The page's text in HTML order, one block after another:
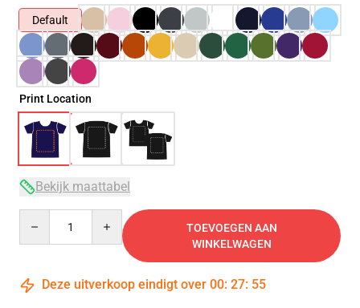
Default
Print Location
Bekijk maattabel
TOEVOEGEN AAN
WINKELWAGEN
Deze uitverkoop eindigt over 00: 27: 54